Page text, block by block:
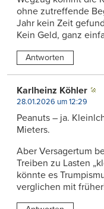
ohne zutreffende
Jahr kein Zeit
Kein Geld, ganz
Antworten
Karlheinz Köhler
28.01.2026 um 12:29
Peanuts – ja.
Mieters.
Aber Versagertum
Treiben zu Lasten
könnte es
verglichen mit